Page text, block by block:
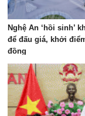
Nghệ An ‘hồi sinh’
để đấu giá, khởi
đồng